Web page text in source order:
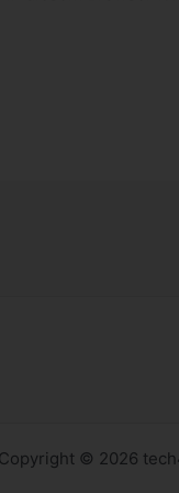
Copyright © 2026